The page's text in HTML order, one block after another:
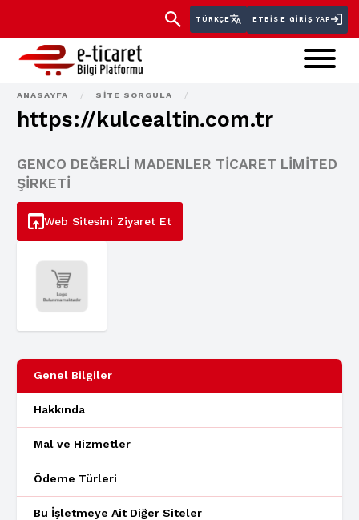
TÜRKÇE ETBİS'E GIRIŞ YAP
ANASAYFA / SITE SORGULA /
https://kulcealtin.com.tr
GENCO DEĞERLİ MADENLER TİCARET LİMİTED
ŞİRKETİ
Web Sitesini Ziyaret Et
Genel Bilgiler
Hakkında
Mal ve Hizmetler
Ödeme Türleri
Bu İşletmeye Ait Diğer Siteler